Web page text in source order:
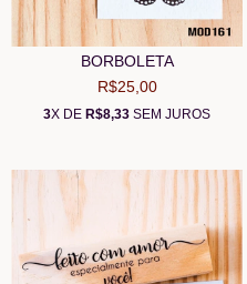
BORBOLETA
R$25,00
3X DE R$8,33 SEM JUROS